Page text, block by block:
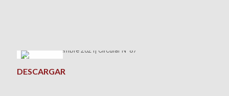
DESCARGAR